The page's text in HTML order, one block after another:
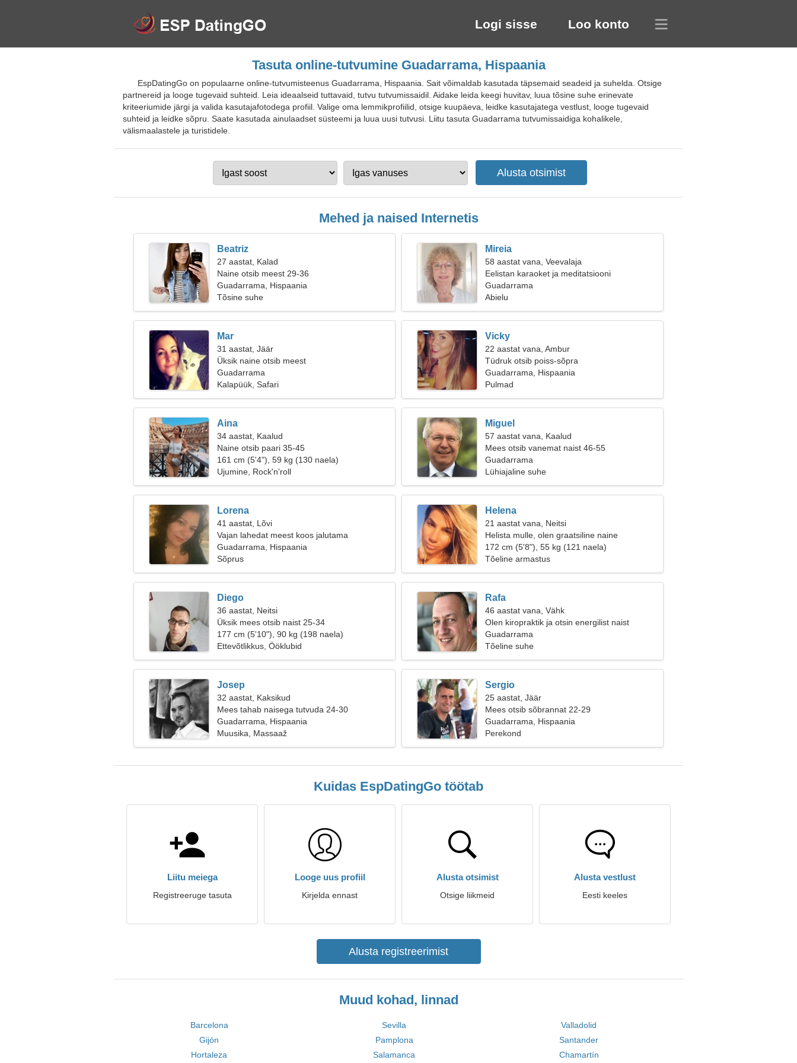
Logi sisse Loo konto
Tasuta online-tutvumine Guadarrama, Hispaania
EspDatingGo on populaarne online-tutvumisteenus Guadarrama, Hispaania. Sait võimaldab kasutada täpsemaid seadeid ja suhelda. Otsige
partnereid ja looge tugevaid suhteid. Leia ideaalseid tuttavaid, tutvu tutvumissaidil. Aidake leida keegi huvitav, luua tõsine suhe erinevate
kriteeriumide järgi ja valida kasutajafotodega profiil. Valige oma lemmikprofiilid, otsige kuupäeva, leidke kasutajatega vestlust, looge tugevaid
suhteid ja leidke sõpru. Saate kasutada ainulaadset süsteemi ja luua uusi tutvusi. Liitu tasuta Guadarrama tutvumissaidiga kohalikele,
välismaalastele ja turistidele.
Mehed ja naised Internetis
Beatriz
27 aastat, Kalad
Naine otsib meest 29-36
Guadarrama, Hispaania
Tõsine suhe
Mireia
58 aastat vana, Veevalaja
Eelistan karaoket ja meditatsiooni
Guadarrama
Abielu
Mar
31 aastat, Jäär
Üksik naine otsib meest
Guadarrama
Kalapüük, Safari
Vicky
22 aastat vana, Ambur
Tüdruk otsib poiss-sõpra
Guadarrama, Hispaania
Pulmad
Aina
34 aastat, Kaalud
Naine otsib paari 35-45
161 cm (5'4"), 59 kg (130 naela)
Ujumine, Rock'n'roll
Miguel
57 aastat vana, Kaalud
Mees otsib vanemat naist 46-55
Guadarrama
Lühiajaline suhe
Lorena
41 aastat, Lõvi
Vajan lahedat meest koos jalutama
Guadarrama, Hispaania
Sõprus
Helena
21 aastat vana, Neitsi
Helista mulle, olen graatsiline naine
172 cm (5'8"), 55 kg (121 naela)
Tõeline armastus
Diego
36 aastat, Neitsi
Üksik mees otsib naist 25-34
177 cm (5'10"), 90 kg (198 naela)
Ettevõtlikkus, Ööklubid
Rafa
46 aastat vana, Vähk
Olen kiropraktik ja otsin energilist naist
Guadarrama
Tõeline suhe
Josep
32 aastat, Kaksikud
Mees tahab naisega tutvuda 24-30
Guadarrama, Hispaania
Muusika, Massaaž
Sergio
25 aastat, Jäär
Mees otsib sõbrannat 22-29
Guadarrama, Hispaania
Perekond
Kuidas EspDatingGo töötab
Liitu meiega
Registreeruge tasuta
Looge uus profiil
Kirjelda ennast
Alusta otsimist
Otsige liikmeid
Alusta vestlust
Eesti keeles
Alusta registreerimist
Muud kohad, linnad
Barcelona Sevilla
Valladolid
Gijón
Pamplona
Santander
Hortaleza
Salamanca Chamartín